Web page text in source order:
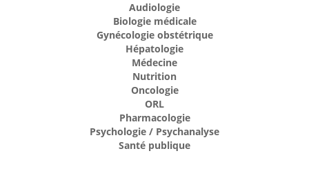
Audiologie
Biologie médicale
Gynécologie obstétrique
Hépatologie
Médecine
Nutrition
Oncologie
ORL
Pharmacologie
Psychologie / Psychanalyse
Santé publique